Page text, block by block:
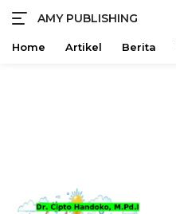
AMY PUBLISHING
Maju
Bersama
Home Artikel Berita